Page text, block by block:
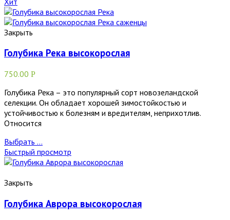
Закрыть
Голубика Река высокорослая
750.00 Р
Голубика Река – это популярный сорт новозеландской
селекции. Он обладает хорошей зимостойкостью и
устойчивостью к болезням и вредителям, неприхотлив.
Относится
Выбрать ...
Быстрый просмотр
Закрыть
Голубика Аврора высокорослая